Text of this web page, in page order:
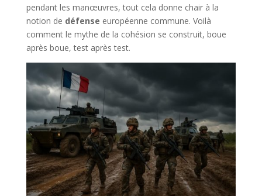
pendant les manœuvres, tout cela donne chair à la
notion de défense européenne commune. Voilà
comment le mythe de la cohésion se construit, boue
après boue, test après test.